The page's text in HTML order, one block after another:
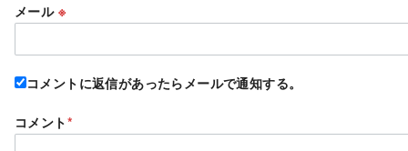
メール ※
コメントに返信があったらメールで通知する。
コメント*